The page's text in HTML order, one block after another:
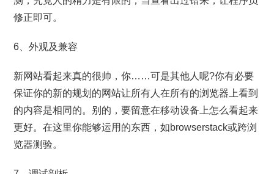
修正即可。
6、外观及兼容
新网站看起来真的很帅，你……可是其他人呢?你有必要
保证你的新的规划的网站让所有人在所有的浏览器上看到
的内容是相同的。别的，要留意在移动设备上怎么看起来
更好。在这里你能够运用的东西，如browserstack或跨浏
览器测验。